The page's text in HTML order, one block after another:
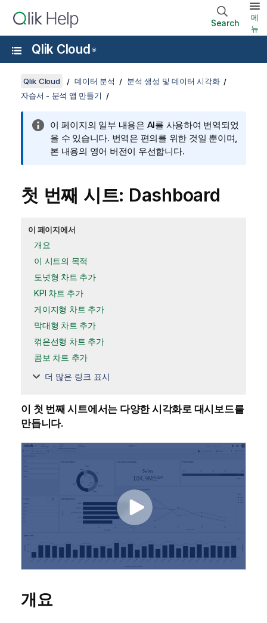
Search
메
뉴
Qlik Cloud ®
Qlik Cloud 데이터 분석
분석 생성 및 데이터 시각화
자습서 - 분석 앱 만들기
이 페이지의 일부 내용은 AI를 사용하여 번역되었
을 수 있습니다. 번역은 편의를 위한 것일 뿐이며,
본 내용의 영어 버전이 우선합니다.
첫 번째 시트: Dashboard
이 페이지에서
개요
이 시트의 목적
도넛형 차트 추가
KPI 차트 추가
게이지형 차트 추가
막대형 차트 추가
꺾은선형 차트 추가
콤보 차트 추가
더 많은 링크 표시
이 첫 번째시트에서는 다양한시각화로 대시보드를
만듭니다.
개요